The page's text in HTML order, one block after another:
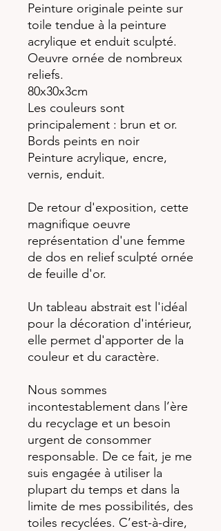
Peinture originale peinte sur
toile tendue à la peinture
acrylique et enduit sculpté.
Oeuvre ornée de nombreux
reliefs.
80x30x3cm
Les couleurs sont
principalement : brun et or.
Bords peints en noir
Peinture acrylique, encre,
vernis, enduit.
De retour d'exposition, cette
magnifique oeuvre
représentation d'une femme
de dos en relief sculpté ornée
de feuille d'or.
Un tableau abstrait est l'idéal
pour la décoration d'intérieur,
elle permet d'apporter de la
couleur et du caractère.
Nous sommes
incontestablement dans l’ère
du recyclage et un besoin
urgent de consommer
responsable. De ce fait, je me
suis engagée à utiliser la
plupart du temps et dans la
limite de mes possibilités, des
toiles recyclées. C’est-à-dire,